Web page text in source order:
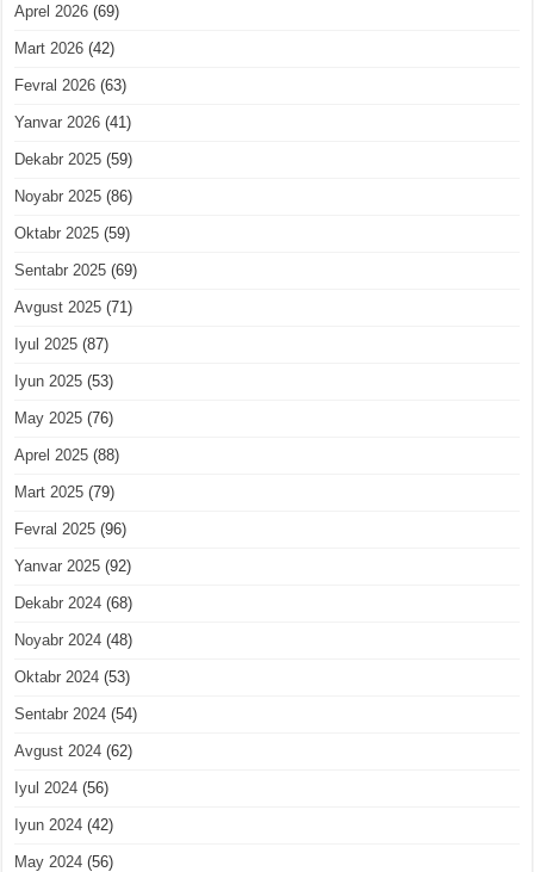
Aprel 2026 (69)
Mart 2026 (42)
Fevral 2026 (63)
Yanvar 2026 (41)
Dekabr 2025 (59)
Noyabr 2025 (86)
Oktabr 2025 (59)
Sentabr 2025 (69)
Avgust 2025 (71)
Iyul 2025 (87)
Iyun 2025 (53)
May 2025 (76)
Aprel 2025 (88)
Mart 2025 (79)
Fevral 2025 (96)
Yanvar 2025 (92)
Dekabr 2024 (68)
Noyabr 2024 (48)
Oktabr 2024 (53)
Sentabr 2024 (54)
Avgust 2024 (62)
Iyul 2024 (56)
Iyun 2024 (42)
May 2024 (56)